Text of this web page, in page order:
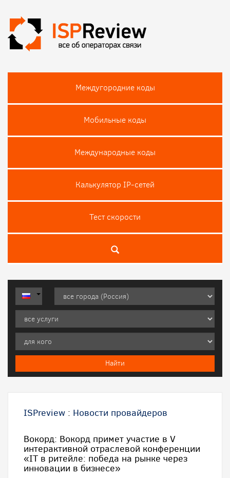
Междугородние коды
Мобильные коды
Международные коды
Калькулятор IP-сетей
Тест скороcти
ISPreview : Новости провайдеров
Вокорд: Вокорд примет участие в V
интерактивной отраслевой конференции
«IT в ритейле: победа на рынке через
инновации в бизнесе»